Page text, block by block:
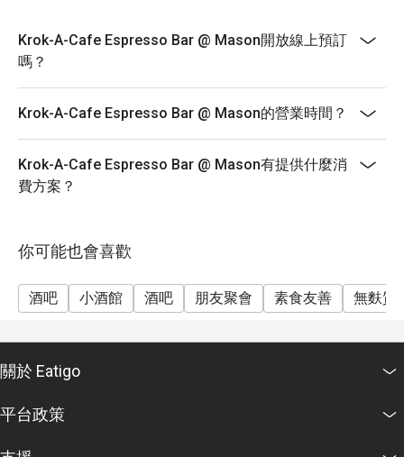
Krok-A-Cafe Espresso Bar @ Mason開放線上預訂
嗎？
Krok-A-Cafe Espresso Bar @ Mason的營業時間？
Krok-A-Cafe Espresso Bar @ Mason有提供什麼消
費方案？
你可能也會喜歡
酒吧 小酒館 酒吧 朋友聚會 素食友善 無麩質
關於 Eatigo
平台政策